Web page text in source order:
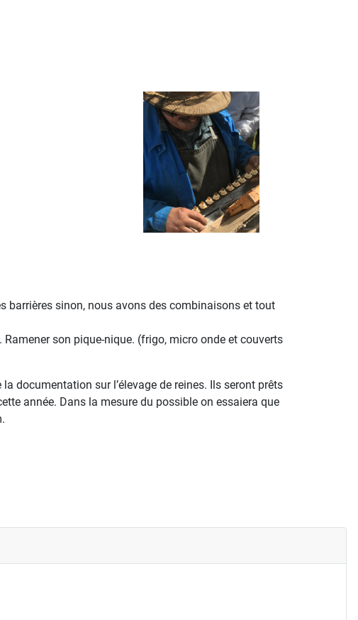
barrières sinon, nous avons des combinaisons et tout
son pique-nique. (frigo, micro onde et couverts
documentation sur l’élevage de reines. Ils seront prêts
année. Dans la mesure du possible on essaiera que